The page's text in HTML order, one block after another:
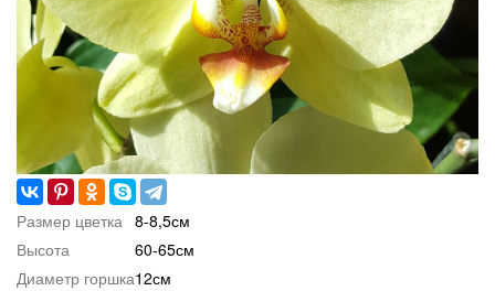
Размер цветка 8-8,5см
Высота
60-65см
Диаметр горшка12см